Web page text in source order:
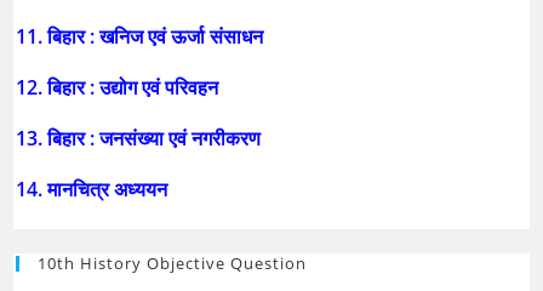
11. बिहार : खनिज एवं ऊर्जा संसाधन
12. बिहार : उद्योग एवं परिवहन
13. बिहार : जनसंख्या एवं नगरीकरण
14. मानचित्र अध्ययन
10th History Objective Question